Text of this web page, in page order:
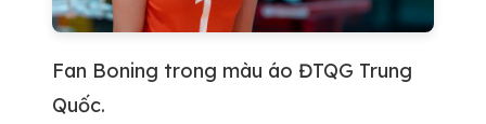
Fan Boning trong màu áo ĐTQG Trung
Quốc.